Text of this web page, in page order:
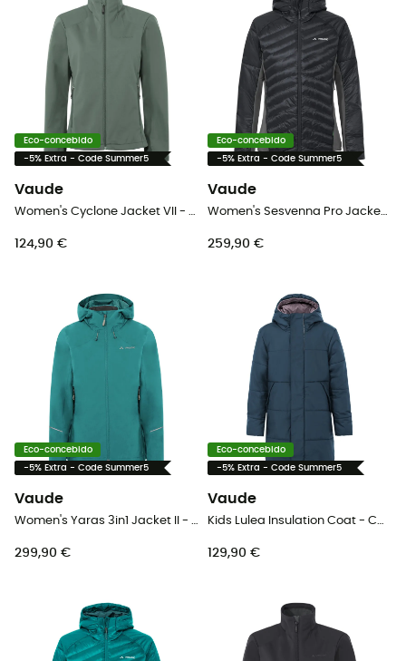
Eco-concebido
-5% Extra - Code Summer5
Vaude
Women's Cyclone Jacket VII - Casaco softshell mulher
124,90 €
Eco-concebido
-5% Extra - Code Summer5
Vaude
Women's Sesvenna Pro Jacket III - Casaco mulher
259,90 €
Eco-concebido
-5% Extra - Code Summer5
Vaude
Women's Yaras 3in1 Jacket II - Casaco 3 em 1 mulher
299,90 €
Eco-concebido
-5% Extra - Code Summer5
Vaude
Kids Lulea Insulation Coat - Casaco de inverno criança
129,90 €